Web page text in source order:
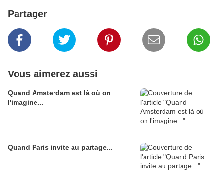
Partager
Vous aimerez aussi
Quand Amsterdam est là où on
l'imagine...
Quand Paris invite au partage...